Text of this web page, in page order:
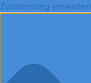
Zustimmung verwalten